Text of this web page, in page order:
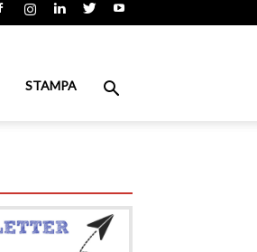
STAMPA